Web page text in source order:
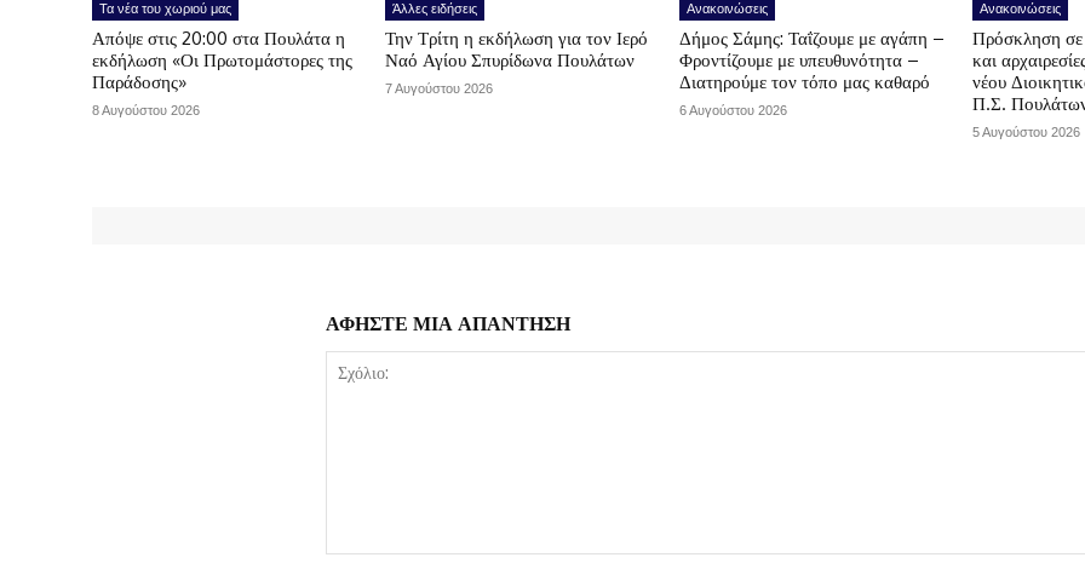
Τα νέα του χωριού μας
Απόψε στις 20:00 στα Πουλάτα η
εκδήλωση «Οι Πρωτομάστορες της
Παράδοσης»
8 Αυγούστου 2026
Άλλες ειδήσεις
Την Τρίτη η εκδήλωση για τον Ιερό
Ναό Αγίου Σπυρίδωνα Πουλάτων
7 Αυγούστου 2026
Ανακοινώσεις
Δήμος Σάμης: Ταΐζουμε με αγάπη –
Φροντίζουμε με υπευθυνότητα –
Διατηρούμε τον τόπο μας καθαρό
6 Αυγούστου 2026
Ανακοινώσεις
Πρόσκληση σε
και
νέου
Π.Σ.
5 Αυγούστου 2026
ΑΦΗΣΤΕ ΜΙΑ ΑΠΑΝΤΗΣΗ